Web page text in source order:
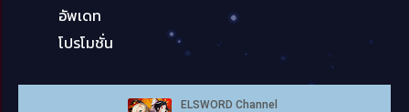
อัพเดท
โปรโมชั่น